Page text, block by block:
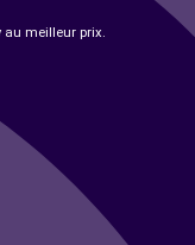
au meilleur prix.